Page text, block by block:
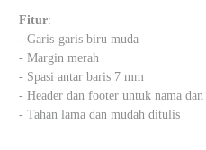
Fitur:
- Garis-garis biru muda
- Margin merah
- Spasi antar baris 7 mm
- Header dan footer untuk nama
- Tahan lama dan mudah ditulis